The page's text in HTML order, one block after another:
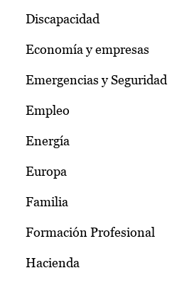
Discapacidad
Economía y empresas
Emergencias y Seguridad
Empleo
Energía
Europa
Familia
Formación Profesional
Hacienda